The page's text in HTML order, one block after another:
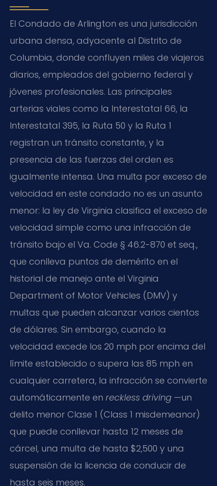
El Condado de Arlington es una jurisdicción
urbana densa, adyacente al Distrito de
Columbia, donde confluyen miles de viajeros
diarios, empleados del gobierno federal y
jóvenes profesionales. Las principales
arterias viales como la Interestatal 66, la
Interestatal 395, la Ruta 50 y la Ruta 1
registran un tránsito constante, y la
presencia de las fuerzas del orden es
igualmente intensa. Una multa por exceso de
velocidad en este condado no es un asunto
menor: la ley de Virginia clasifica el exceso de
velocidad simple como una infracción de
tránsito bajo el Va. Code § 46.2-870 et seq.,
que conlleva puntos de demérito en el
historial de manejo ante el Virginia
Department of Motor Vehicles (DMV) y
multas que pueden alcanzar varios cientos
de dólares. Sin embargo, cuando la
velocidad excede los 20 mph por encima del
límite establecido o supera las 85 mph en
cualquier carretera, la infracción se convierte
automáticamente en reckless driving —un
delito menor Clase 1 (Class 1 misdemeanor)
que puede conllevar hasta 12 meses de
cárcel, una multa de hasta $2,500 y una
suspensión de la licencia de conducir de
hasta seis meses.